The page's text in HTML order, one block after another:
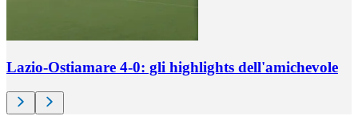
Lazio-Ostiamare 4-0: gli highlights dell'amichevole